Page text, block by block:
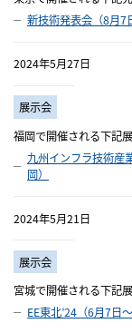
新技術発表会（8月7
2024年5月27日
展示会
福岡で開催される下記
九州インフラ技術産
岡）
2024年5月21日
展示会
宮城で開催される下記
EE東北’24（6月7日